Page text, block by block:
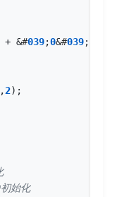
+ &#039;0&#039;;
,2);